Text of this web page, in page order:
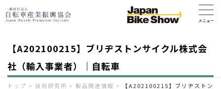
【A202100215】ブリヂストンサイクル株式会
社（輸入事業者）｜自転車
トップ > 技術研究所 > 製品関連情報 >
【A202100215】ブリヂストン